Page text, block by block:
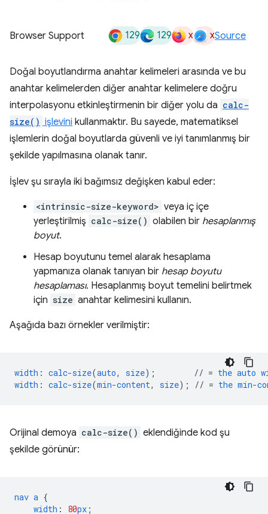
Browser Support 129 129 x xSource
Doğal boyutlandırma anahtar kelimeleri arasında ve bu
anahtar kelimelerden diğer anahtar kelimelere doğru
interpolasyonu etkinleştirmenin bir diğer yolu da calc-
size() işlevini kullanmaktır. Bu sayede, matematiksel
işlemlerin doğal boyutlarda güvenli ve iyi tanımlanmış bir
şekilde yapılmasına olanak tanır.
İşlev şu sırayla iki bağımsız değişken kabul eder:
<intrinsic-size-keyword> veya iç içe
yerleştirilmiş calc-size() olabilen bir hesaplanmış
boyut.
Hesap boyutunu temel alarak hesaplama
yapmanıza olanak tanıyan bir hesap boyutu
hesaplaması. Hesaplanmış boyut temelini belirtmek
için size anahtar kelimesini kullanın.
Aşağıda bazı örnekler verilmiştir:
width : calc-size(auto, size); // = the auto
width : calc-size(min-content, size); // = the min-
Orijinal demoya calc-size() eklendiğinde kod şu
şekilde görünür:
nav a {
width : 80px ;